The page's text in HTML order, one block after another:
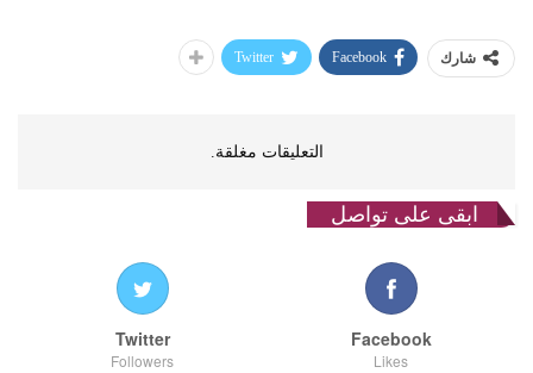
شارك Facebook
Twitter
التعليقات مغلقة.
ابقى على تواصل
Facebook
Likes
Twitter
Followers